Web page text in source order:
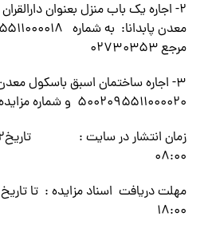
۲- اجاره یک باب منزل بعنوان
مرجع ۰۲۷۳۰۳۵۳
۳- اجاره ساختمان اسبق باسکول
۵۰۰۲۰۹۵۵۱۱۰۰۰۰۲۰ و شماره مزایده مرجع ۰۲۷۳۰۳۴۶
۰۸:۰۰
۱۸:۰۰